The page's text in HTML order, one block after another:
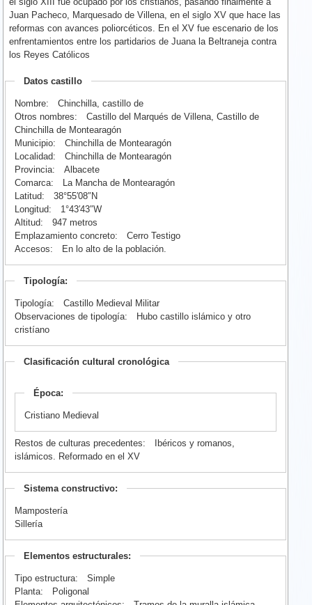
Juan Pacheco, Marquesado de Villena, en el siglo XV que hace las
reformas con avances poliorcéticos. En el XV fue escenario de los
enfrentamientos entre los partidarios de Juana la Beltraneja contra
los Reyes Católicos
Datos castillo
Nombre:
Chinchilla, castillo de
Otros nombres:
Castillo del Marqués de Villena, Castillo de
Chinchilla de Montearagón
Municipio:
Chinchilla de Montearagón
Localidad:
Chinchilla de Montearagón
Provincia:
Albacete
Comarca:
La Mancha de Montearagón
Latitud:
38°55′08″N
Longitud:
1°43′43″W
Altitud:
947 metros
Emplazamiento concreto:
Cerro Testigo
Accesos:
En lo alto de la población.
Tipología:
Tipología:
Castillo Medieval Militar
Observaciones de tipología:
Hubo castillo islámico y otro
cristíano
Clasificación cultural cronológica
Época:
Cristiano Medieval
Restos de culturas precedentes:
Ibéricos y romanos,
islámicos. Reformado en el XV
Sistema constructivo:
Mampostería
Sillería
Elementos estructurales:
Tipo estructura:
Simple
Planta:
Poligonal